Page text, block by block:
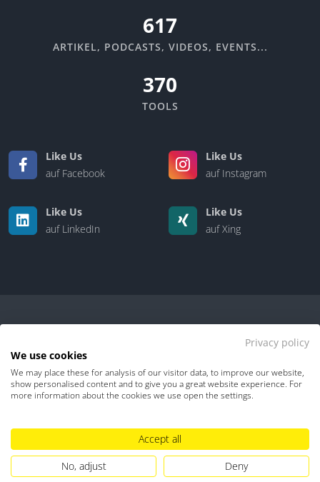
670
ARTIKEL, PODCASTS, VIDEOS, EVENTS...
370
TOOLS
Like Us
auf Facebook
Like Us
auf Instagram
Like Us
auf LinkedIn
Like Us
auf Xing
Kontakt | Über uns
Impressum
Hinweisgebersystem
Umgang mit KI
Privacy policy
We use cookies
We may place these for analysis of our visitor data, to improve our website,
show personalised content and to give you a great website experience. For
more information about the cookies we use open the settings.
Accept all
No, adjust
Deny